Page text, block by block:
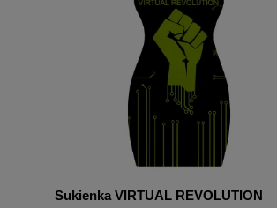
Sukienka VIRTUAL REVOLUTION